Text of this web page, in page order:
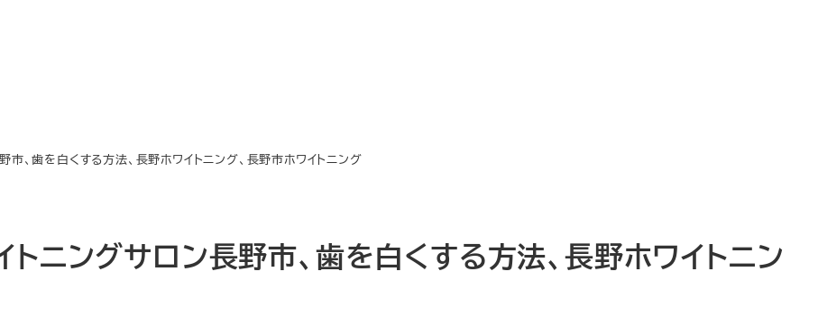
市、歯を白くする方法、長野ホワイトニング、長野市ホワイトニング
トニングサロン長野市、歯を白くする方法、長野ホワイトニン